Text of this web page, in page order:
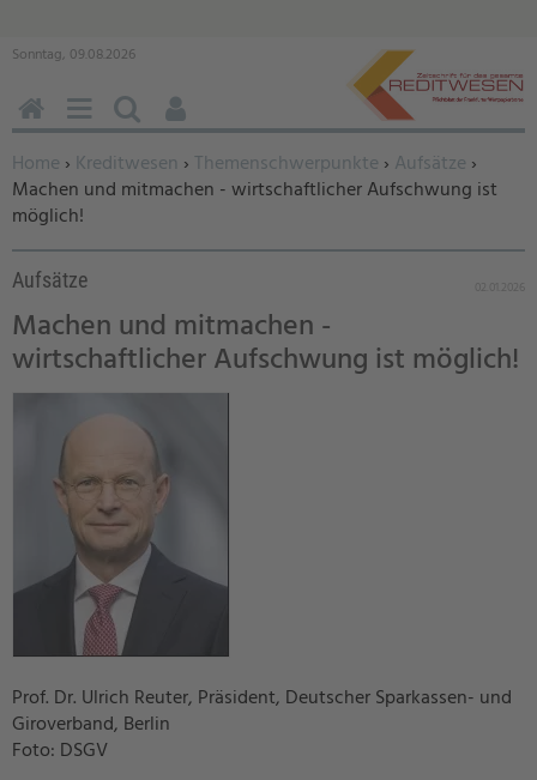
Sonntag, 09.08.2026
Sie befinden sich hier:
Home › Kreditwesen › Themenschwerpunkte › Aufsätze ›
Machen und mitmachen - wirtschaftlicher Aufschwung ist
möglich!
Aufsätze
Machen und mitmachen -
wirtschaftlicher Aufschwung ist möglich!
Prof. Dr. Ulrich Reuter, Präsident, Deutscher Sparkassen- und
Giroverband, Berlin
Foto: DSGV
HOMEMENÜSUCHEN
BENUTZERFUNKTIONEN